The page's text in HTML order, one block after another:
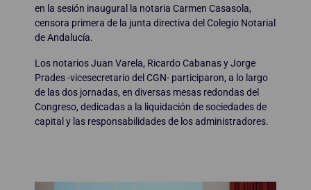
en la sesión inaugural la notaria Carmen Casasola,
censora primera de la junta directiva del Colegio Notarial
de Andalucía.
Los notarios Juan Varela, Ricardo Cabanas y Jorge
Prades -vicesecretario del CGN- participaron, a lo largo
de las dos jornadas, en diversas mesas redondas del
Congreso, dedicadas a la liquidación de sociedades de
capital y las responsabilidades de los administradores.